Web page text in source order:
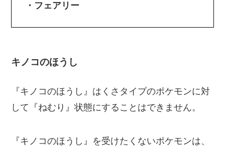
・フェアリー
キノコのほうし
『キノコのほうし』はくさタイプのポケモンに対
して『ねむり』状態にすることはできません。
『キノコのほうし』を受けたくないポケモンは、